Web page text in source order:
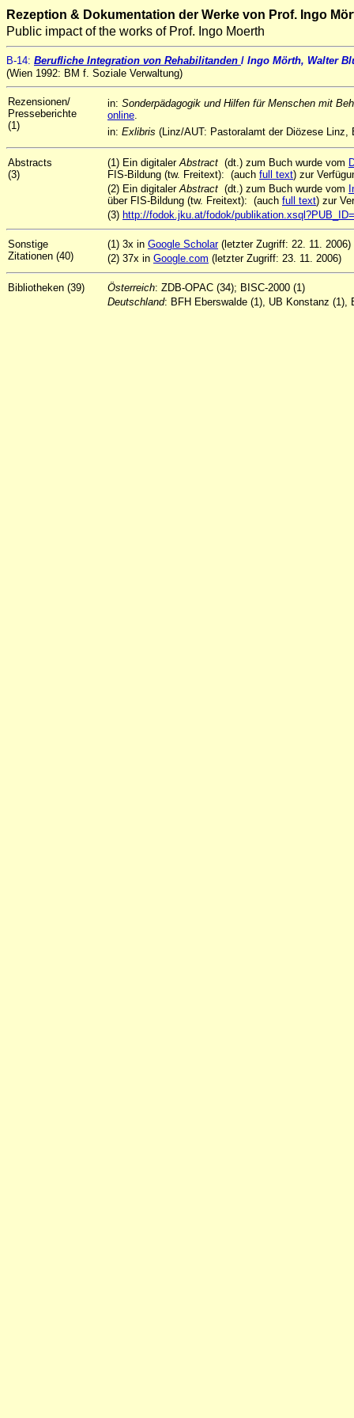
Rezeption & Dokumentation der Werke von Prof. Ingo
Public impact of the works of Prof. Ingo Moerth
B-14: Berufliche Integration von Rehabilitanden / Ingo Mörth, Walter
(Wien 1992: BM f. Soziale Verwaltung)
Rezensionen/
Presseberichte
(1)
in: Sonderpädagogik und Hilfen für Menschen mit
online.
in: Exlibris (Linz/AUT: Pastoralamt der Diözese
Abstracts
(3)
(1) Ein digitalerAbstract (dt.) zum Buch wurde vom
FIS-Bildung (tw. Freitext): (auch full text) zur
(2) Ein digitalerAbstract (dt.) zum Buch wurde vom
über FIS-Bildung (tw. Freitext): (auch full text) zur
(3) http://fodok.jku.at/fodok/
Sonstige
Zitationen (40)
(1) 3x in Google Scholar(letzter Zugriff: 22. 11. 2006)
(2) 37x in Google.com (letzter Zugriff: 23. 11. 2006)
Bibliotheken (39) Österreich: ZDB-OPAC (34); BISC-2000 (1)
Deutschland: BFH Eberswalde (1), UB Konstanz (1),